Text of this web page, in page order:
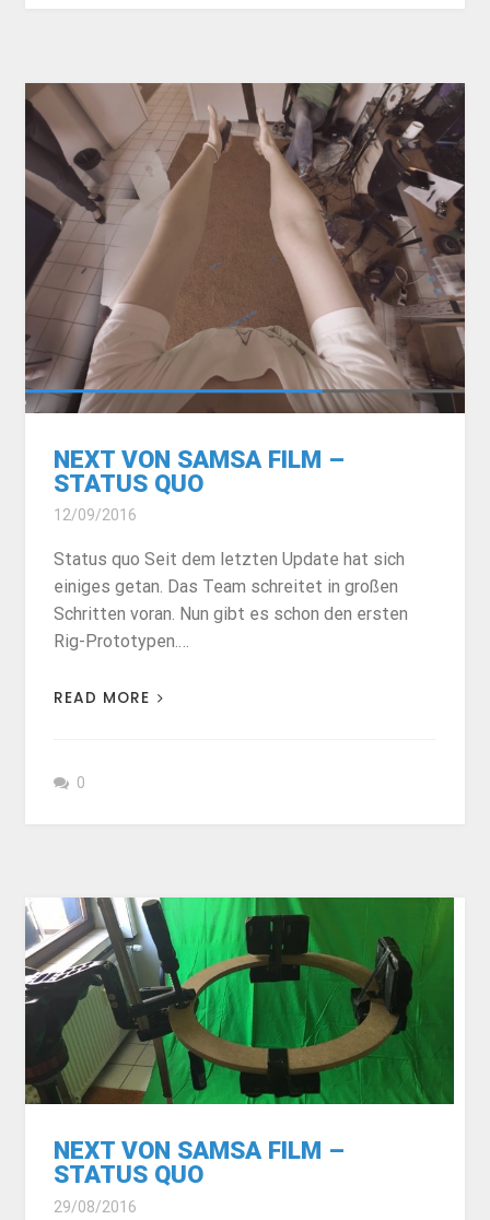
NEXT VON SAMSA FILM –
STATUS QUO
12/09/2016
Status quo Seit dem letzten Update hat sich
einiges getan. Das Team schreitet in großen
Schritten voran. Nun gibt es schon den ersten
Rig-Prototypen.…
READ MORE
0
NEXT VON SAMSA FILM –
STATUS QUO
29/08/2016